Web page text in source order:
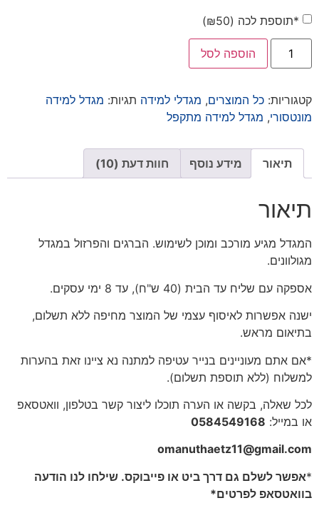
*תוספת לכה ( ₪50
)
הוספה לסל
קטגוריות: כל המוצרים, מגדלי למידה תגיות: מגדל למידה
מונטסורי, מגדל למידה מתקפל
תיאור מידע נוסף חוות דעת (10)
תיאור
המגדל מגיע מורכב ומוכן לשימוש. הברגים והפרזול במגדל
מגולוונים.
אספקה עם שליח עד הבית (40 ש"ח), עד 8 ימי עסקים.
ישנה אפשרות לאיסוף עצמי של המוצר מחיפה ללא תשלום,
בתיאום מראש.
*אם אתם מעוניינים בנייר עטיפה למתנה נא ציינו זאת בהערות
למשלוח (ללא תוספת תשלום).
לכל שאלה, בקשה או הערה תוכלו ליצור קשר בטלפון, וואטסאפ
או במייל: 0584549168
omanuthaetz11@gmail.com
*אפשר לשלם גם דרך ביט או פייבוקס. שילחו לנו הודעה
בוואטסאפ לפרטים*